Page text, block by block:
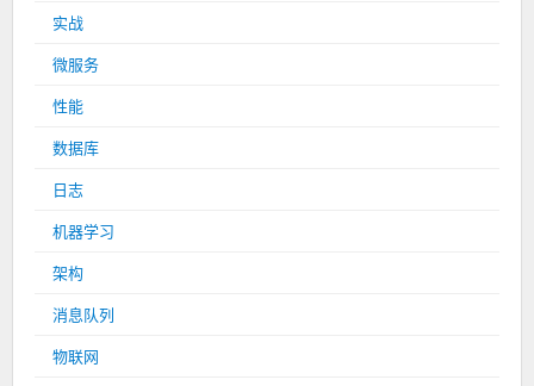
实战
微服务
性能
数据库
日志
机器学习
架构
消息队列
物联网